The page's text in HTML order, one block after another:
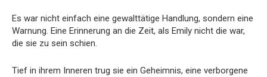
Es war nicht einfach eine gewalttätige Handlung, sondern eine
Warnung. Eine Erinnerung an die Zeit, als Emily nicht die war,
die sie zu sein schien.
Tief in ihrem Inneren trug sie ein Geheimnis, eine verborgene